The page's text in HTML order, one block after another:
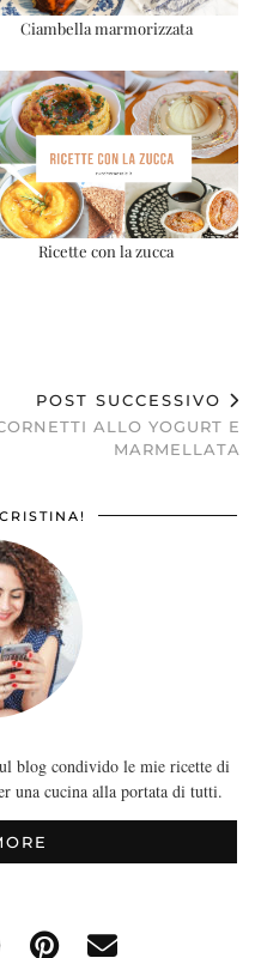
Ciambella marmorizzata
Ricette con la zucca
POST SUCCESSIVO
ALLO YOGURT E
MARMELLATA
blog condivido le mie ricette di
una cucina alla portata di tutti.